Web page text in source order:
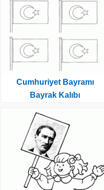
Cumhuriyet Bayramı
Bayrak Kalıbı